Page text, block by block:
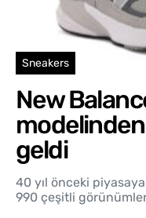
Sneakers
New
geldi
40 yıl önceki
990 çeşitli